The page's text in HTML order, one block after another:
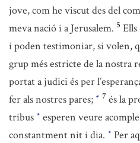
jove, com he viscut des del
meva nació i a Jerusalem. 5 Ells
i poden testimoniar, si volen,
grup més estricte de la nostra
portat a judici és per
fer als nostres pares; * 7 és la
tribus * esperen veure
constantment nit i dia. * Per